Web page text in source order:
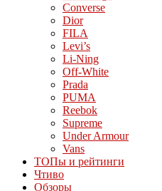
Converse
Dior
FILA
Levi’s
Li-Ning
Off-White
Prada
PUMA
Reebok
Supreme
Under Armour
Vans
ТОПы и рейтинги
Чтиво
Обзоры